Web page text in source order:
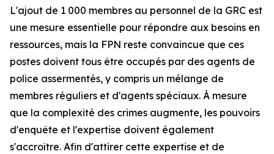
L'ajout de 1 000 membres au personnel de la GRC est
une mesure essentielle pour répondre aux besoins en
ressources, mais la FPN reste convaincue que ces
postes doivent tous être occupés par des agents de
police assermentés, y compris un mélange de
membres réguliers et d'agents spéciaux. À mesure
que la complexité des crimes augmente, les pouvoirs
d'enquête et l'expertise doivent également
s'accroître. Afin d'attirer cette expertise et de